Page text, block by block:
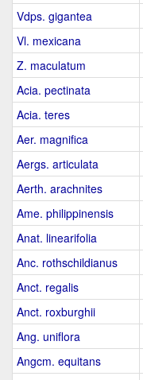
Vdps. gigantea
Vl. mexicana
Z. maculatum
Acia. pectinata
Acia. teres
Aer. magnifica
Aergs. articulata
Aerth. arachnites
Ame. philippinensis
Anat. linearifolia
Anc. rothschildianus
Anct. regalis
Anct. roxburghii
Ang. uniflora
Angcm. equitans